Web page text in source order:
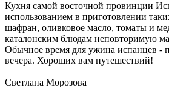
Кухня самой восточной провинции
использованием в приготовлении
шафран, оливковое масло, томаты и
каталонским блюдам неповторимую
Обычное время для ужина испанцев -
вечера. Хороших вам путешествий!
Светлана Морозова